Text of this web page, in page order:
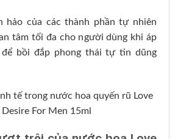
hảo của các thành phần tự nhiên
tâm tối đa cho người dùng khi áp
để bồi đắp phong thái tự tin dũng